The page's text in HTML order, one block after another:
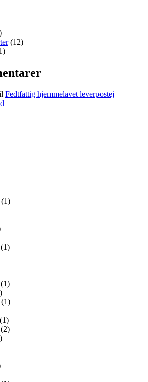
(12)
Fedtfattig hjemmelavet leverpostej
(1)
(1)
(1)
(1)
(1)
(2)